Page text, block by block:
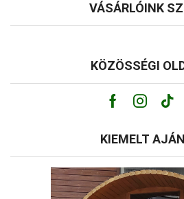
VÁSÁRLÓINK
KÖZÖSSÉGI
Facebook
KIEMELT